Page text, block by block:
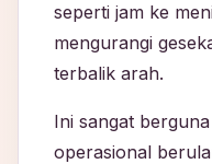
seperti jam ke
mengurangi
terbalik arah.
Ini sangat
operasional